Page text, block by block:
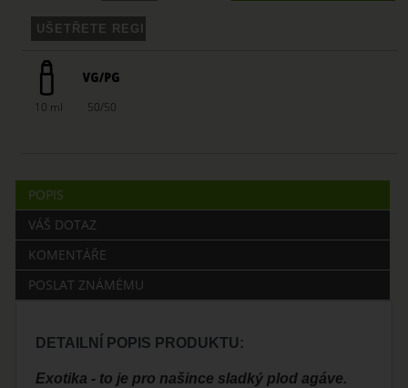
10 ml 50/50
POPIS
VÁŠ DOTAZ
KOMENTÁŘE
POSLAT ZNÁMÉMU
DETAILNÍ POPIS PRODUKTU:
Exotika - to je pro našince sladký plod agáve.